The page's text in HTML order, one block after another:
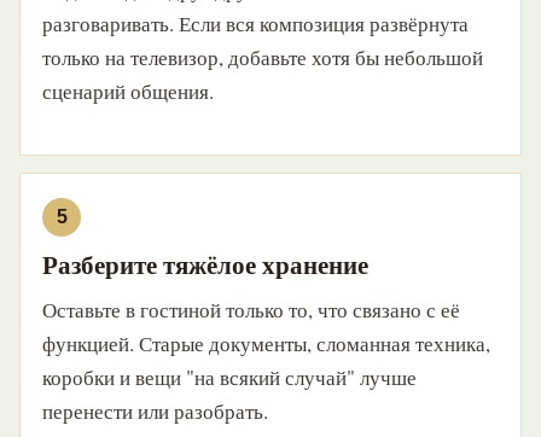
разговаривать. Если вся композиция развёрнута
только на телевизор, добавьте хотя бы небольшой
сценарий общения.
Разберите тяжёлое хранение
Оставьте в гостиной только то, что связано с её
функцией. Старые документы, сломанная техника,
коробки и вещи "на всякий случай" лучше
перенести или разобрать.